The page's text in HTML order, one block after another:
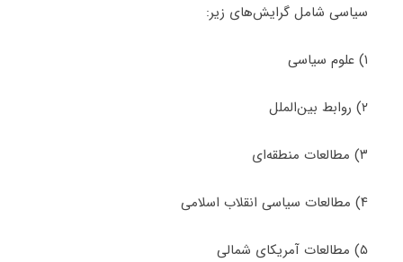
سیاسی شامل گرایش‌های زیر:
۱) علوم سیاسی
۲) روابط بین‌الملل
۳) مطالعات منطقه‌ای
۴) مطالعات سیاسی انقلاب اسلامی
۵) مطالعات آمریکای شمالی